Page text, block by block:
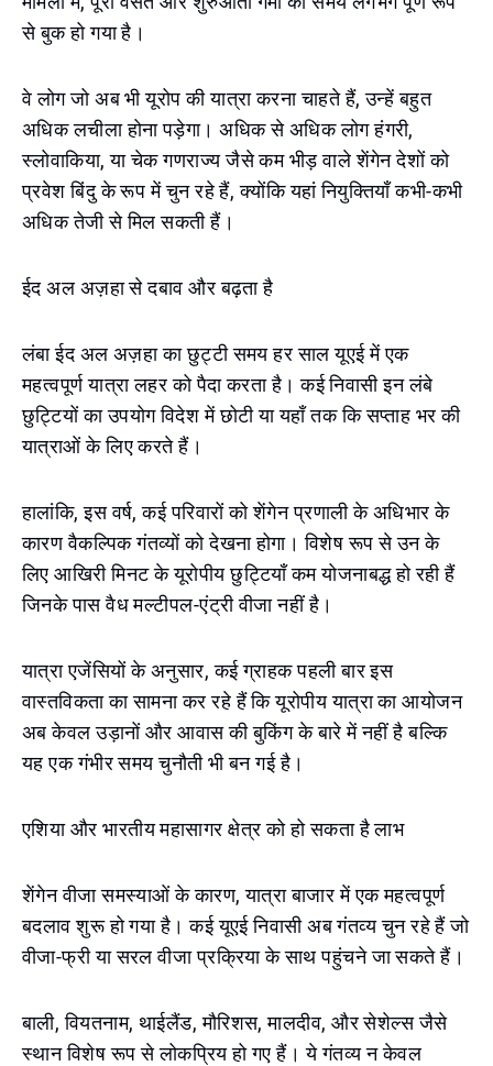
से बुक हो गया है।
वे लोग जो अब भी यूरोप की यात्रा करना चाहते हैं, उन्हें बहुत
अधिक लचीला होना पड़ेगा। अधिक से अधिक लोग हंगरी,
स्लोवाकिया, या चेक गणराज्य जैसे कम भीड़ वाले शेंगेन देशों को
प्रवेश बिंदु के रूप में चुन रहे हैं, क्योंकि यहां नियुक्तियाँ कभी-कभी
अधिक तेजी से मिल सकती हैं।
ईद अल अज़हा से दबाव और बढ़ता है
लंबा ईद अल अज़हा का छुट्टी समय हर साल यूएई में एक
महत्वपूर्ण यात्रा लहर को पैदा करता है। कई निवासी इन लंबे
छुट्टियों का उपयोग विदेश में छोटी या यहाँ तक कि सप्ताह भर की
यात्राओं के लिए करते हैं।
हालांकि, इस वर्ष, कई परिवारों को शेंगेन प्रणाली के अधिभार के
कारण वैकल्पिक गंतव्यों को देखना होगा। विशेष रूप से उन के
लिए आखिरी मिनट के यूरोपीय छुट्टियाँ कम योजनाबद्ध हो रही हैं
जिनके पास वैध मल्टीपल-एंट्री वीजा नहीं है।
यात्रा एजेंसियों के अनुसार, कई ग्राहक पहली बार इस
वास्तविकता का सामना कर रहे हैं कि यूरोपीय यात्रा का आयोजन
अब केवल उड़ानों और आवास की बुकिंग के बारे में नहीं है बल्कि
यह एक गंभीर समय चुनौती भी बन गई है।
एशिया और भारतीय महासागर क्षेत्र को हो सकता है लाभ
शेंगेन वीजा समस्याओं के कारण, यात्रा बाजार में एक महत्वपूर्ण
बदलाव शुरू हो गया है। कई यूएई निवासी अब गंतव्य चुन रहे हैं जो
वीजा-फ्री या सरल वीजा प्रक्रिया के साथ पहुंचने जा सकते हैं।
बाली, वियतनाम, थाईलैंड, मौरिशस, मालदीव, और सेशेल्स जैसे
स्थान विशेष रूप से लोकप्रिय हो गए हैं। ये गंतव्य न केवल